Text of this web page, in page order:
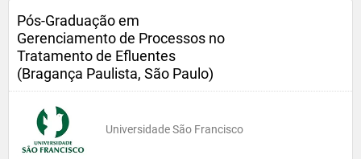
Pós-Graduação em
Gerenciamento de Processos no
Tratamento de Efluentes
(Bragança Paulista, São Paulo)
Universidade São Francisco